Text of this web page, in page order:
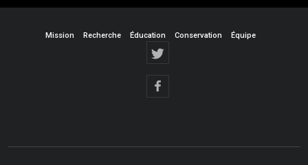
Mission Recherche Éducation Conservation Équipe